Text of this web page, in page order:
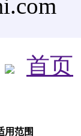
首页
用范围